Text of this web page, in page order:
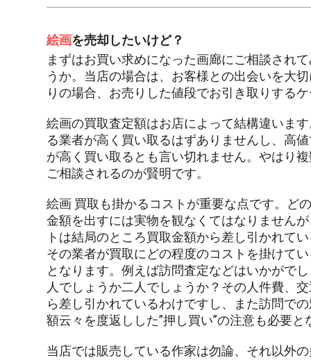
絵画を売却したいけど？
まずはお買い求めになった画廊にご相談され
うか。当店の場合は、お客様との出会いを大
りの場合、お売りした値段でお引き取りする
絵画の買取査定額はお店によって結構違いま
る業者が高く買い取るはずありませんし、高
が高く買い取るとも言い切れません。やはり
ご相談されるのが賢明です。
絵画 買取も掛かるコストが重要な点です。ど
金額を出すには実物を観なくてはなりません
トは結局のところ買取金額から差し引かれて
その業者が買取にどの程度のコストを掛けて
となります。例えば訪問査定などはいかがで
人でしょうか二人でしょうか？その人件費、
ら差し引かれているわけですし、また訪問で
額云々を度返しした”押し買い”の注意も必要と
当店では販売している作家は勿論、それ以外